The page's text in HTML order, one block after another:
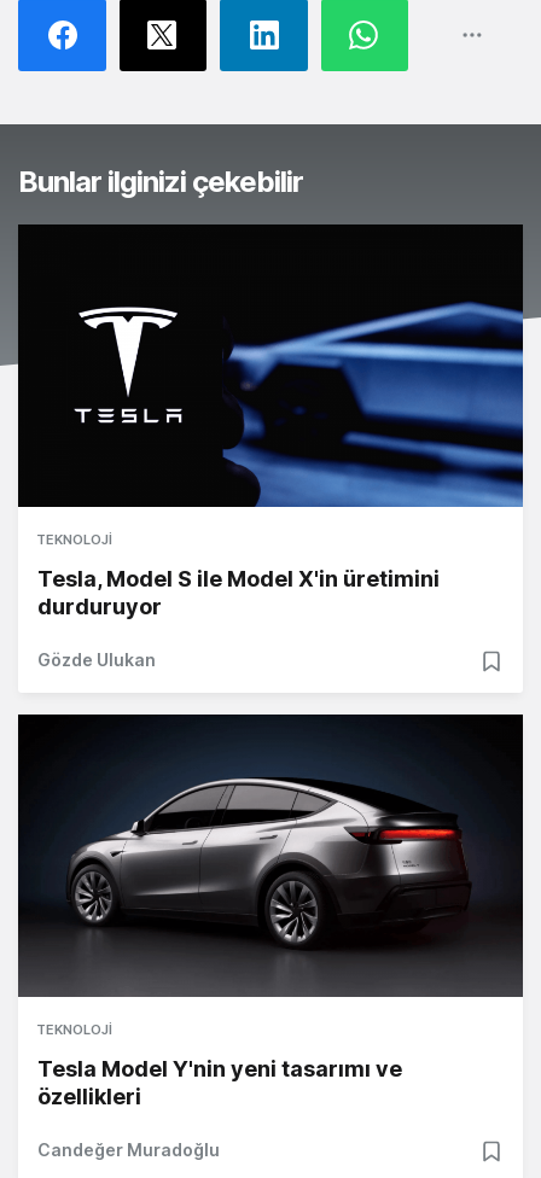
Bunlar ilginizi çekebilir
TEKNOLOJI
Tesla, Model S ile Model X'in üretimini
durduruyor
Gözde Ulukan
TEKNOLOJI
Tesla Model Y'nin yeni tasarımı ve
özellikleri
Candeğer Muradoğlu